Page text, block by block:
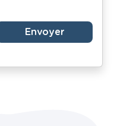
Envoyer